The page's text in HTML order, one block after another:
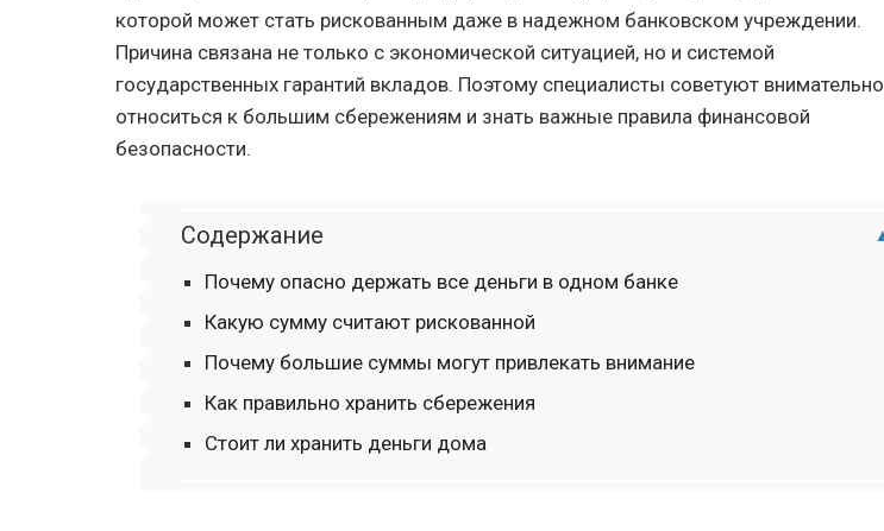
которой может стать рискованным даже в надежном банковском учреждении.
Причина связана не только с экономической ситуацией, но и системой
государственных гарантий вкладов. Поэтому специалисты советуют внимательно
относиться к большим сбережениям и знать важные правила финансовой
безопасности.
Содержание
Почему опасно держать все деньги в одном банке
Какую сумму считают рискованной
Почему большие суммы могут привлекать внимание
Как правильно хранить сбережения
Стоит ли хранить деньги дома